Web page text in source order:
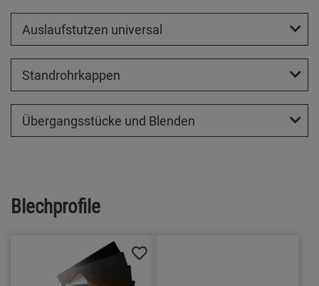
Auslaufstutzen universal
Standrohrkappen
Übergangsstücke und Blenden
Blechprofile